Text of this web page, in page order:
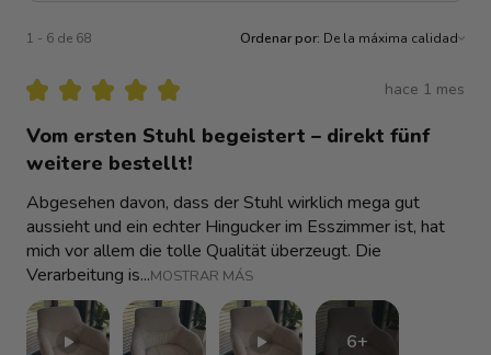
1 - 6 de 68 Ordenar por:
★ ★ ★ ★ ★ hace 1 mes
Vom ersten Stuhl begeistert – direkt fünf
weitere bestellt!
Abgesehen davon, dass der Stuhl wirklich mega gut
aussieht und ein echter Hingucker im Esszimmer ist, hat
mich vor allem die tolle Qualität überzeugt. Die
Verarbeitung is...MOSTRAR MÁS
6+